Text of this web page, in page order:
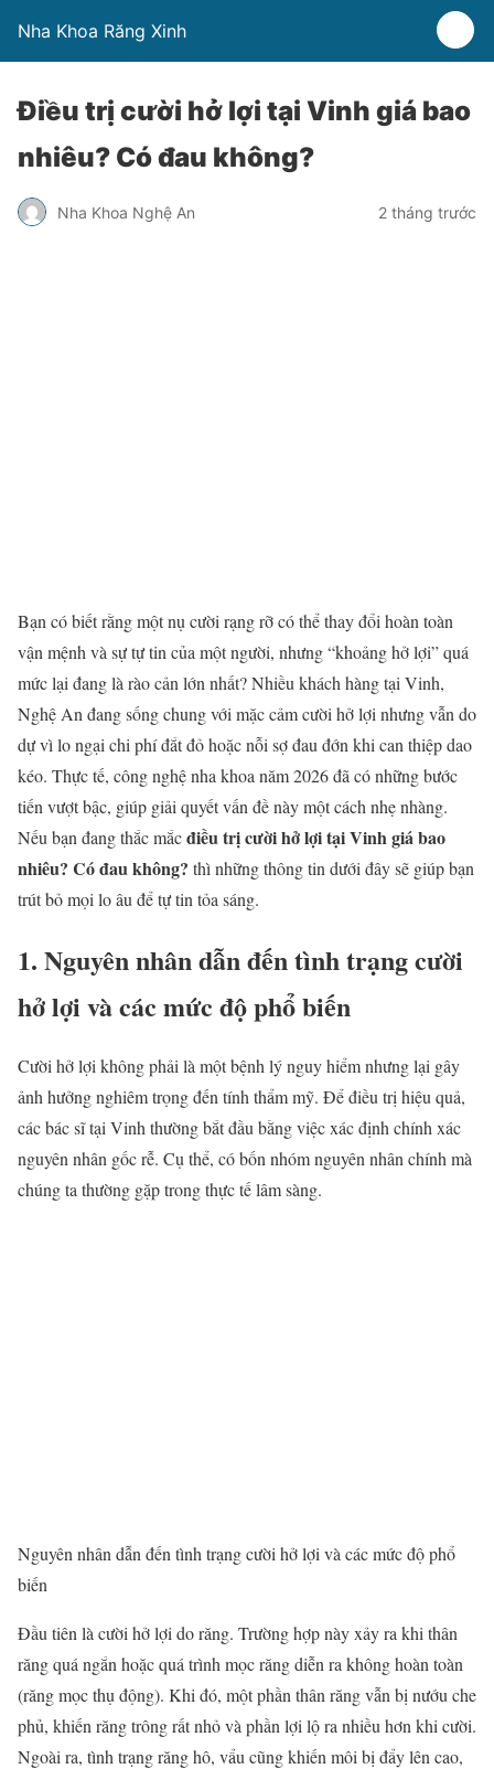
Nha Khoa Răng Xinh
Điều trị cười hở lợi tại Vinh giá bao
nhiêu? Có đau không?
Nha Khoa Nghệ An 2 tháng trước
Bạn có biết rằng một nụ cười rạng rỡ có thể thay đổi hoàn toàn
vận mệnh và sự tự tin của một người, nhưng “khoảng hở lợi” quá
mức lại đang là rào cản lớn nhất? Nhiều khách hàng tại Vinh,
Nghệ An đang sống chung với mặc cảm cười hở lợi nhưng vẫn do
dự vì lo ngại chi phí đắt đỏ hoặc nỗi sợ đau đớn khi can thiệp dao
kéo. Thực tế, công nghệ nha khoa năm 2026 đã có những bước
tiến vượt bậc, giúp giải quyết vấn đề này một cách nhẹ nhàng.
Nếu bạn đang thắc mắcđiều trị cười hở lợi tại Vinh giá bao
nhiêu? Có đau không? thì những thông tin dưới đây sẽ giúp bạn
trút bỏ mọi lo âu để tự tin tỏa sáng.
1. Nguyên nhân dẫn đến tình trạng cười
hở lợi và các mức độ phổ biến
Cười hở lợi không phải là một bệnh lý nguy hiểm nhưng lại gây
ảnh hưởng nghiêm trọng đến tính thẩm mỹ. Để điều trị hiệu quả,
các bác sĩ tại Vinh thường bắt đầu bằng việc xác định chính xác
nguyên nhân gốc rễ. Cụ thể, có bốn nhóm nguyên nhân chính mà
chúng ta thường gặp trong thực tế lâm sàng.
Nguyên nhân dẫn đến tình trạng cười hở lợi và các mức độ phổ
biến
Đầu tiên là cười hở lợi do răng. Trường hợp này xảy ra khi thân
răng quá ngắn hoặc quá trình mọc răng diễn ra không hoàn toàn
(răng mọc thụ động). Khi đó, một phần thân răng vẫn bị nướu che
phủ, khiến răng trông rất nhỏ và phần lợi lộ ra nhiều hơn khi cười.
Ngoài ra, tình trạng răng hô, vẩu cũng khiến môi bị đẩy lên cao,